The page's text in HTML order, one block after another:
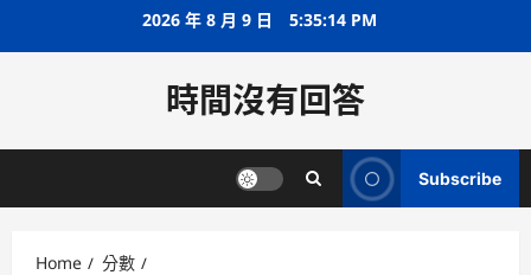
2026 年 8 月 9 日 5:35:15 PM
時間沒有回答
Subscribe
Home
分數